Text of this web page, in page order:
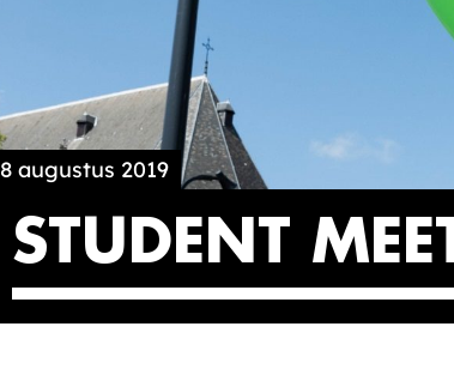
8 augustus 2019
STUDENT